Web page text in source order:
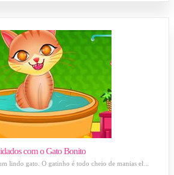
com o Gato Bonito
lindo gato. O gatinho é todo cheio de manias el...